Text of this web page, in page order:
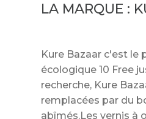
LA MARQUE :
Kure Bazaar c'est le
écologique 10 Free
recherche, Kure
remplacées par du
abîmés.Les vernis à